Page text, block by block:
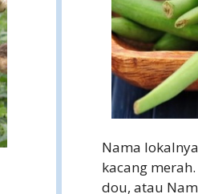
Nama
kacang
dou, atau